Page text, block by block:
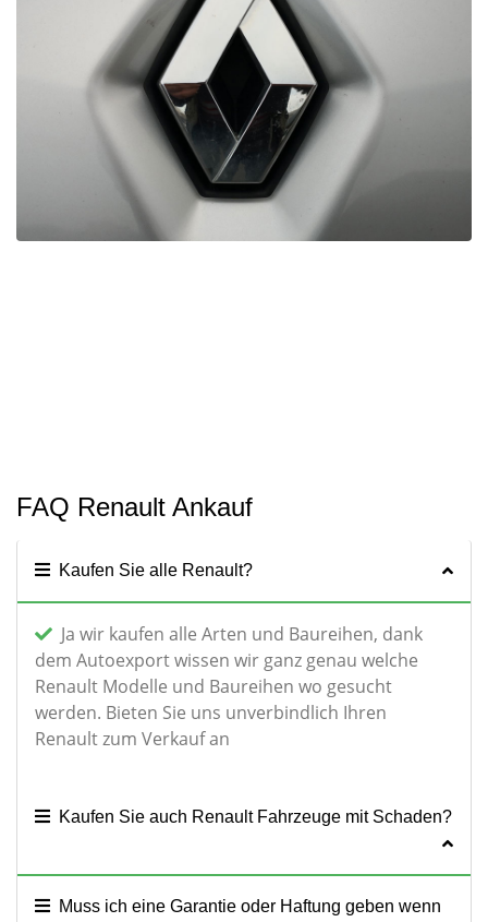
FAQ Renault Ankauf
Kaufen Sie alle Renault?
Ja wir kaufen alle Arten und Baureihen, dank
dem Autoexport wissen wir ganz genau welche
Renault Modelle und Baureihen wo gesucht
werden. Bieten Sie uns unverbindlich Ihren
Renault zum Verkauf an
Kaufen Sie auch Renault Fahrzeuge mit Schaden?
Muss ich eine Garantie oder Haftung geben wenn